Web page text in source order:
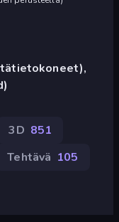
3D 851
Tehtävä 105